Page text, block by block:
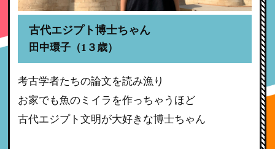
古代エジプト博士ちゃん
田中環子（1３歳）
考古学者たちの論文を読み漁り
お家でも魚のミイラを作っちゃうほど
古代エジプト文明が大好きな博士ちゃん